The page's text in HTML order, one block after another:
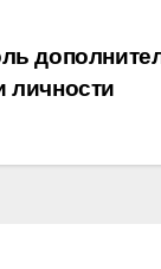
личности